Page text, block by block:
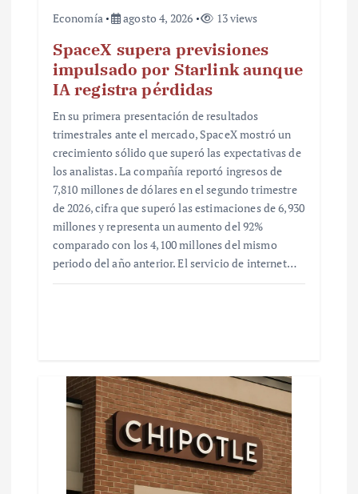
Economía agosto 4, 2026 13 views
SpaceX supera previsiones
impulsado por Starlink aunque
IA registra pérdidas
En su primera presentación de resultados
trimestrales ante el mercado, SpaceX mostró un
crecimiento sólido que superó las expectativas de
los analistas. La compañía reportó ingresos de
7,810 millones de dólares en el segundo trimestre
de 2026, cifra que superó las estimaciones de 6,930
millones y representa un aumento del 92%
comparado con los 4,100 millones del mismo
periodo del año anterior. El servicio de internet…